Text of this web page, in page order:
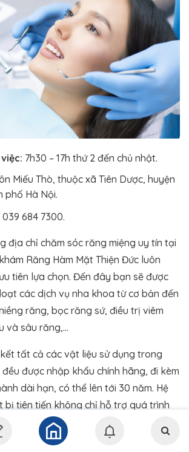
7h30 – 17h thứ 2 đến chủ nhật.
Miếu Thò, thuộc xã Tiên Dược, huyện
phố Hà Nội.
039 684 7300.
địa chỉ chăm sóc răng miệng uy tín tại
Răng Hàm Mặt Thiện Đức luôn
tiên lựa chọn. Đến đây bạn sẽ được
các dịch vụ nha khoa từ cơ bản đến
răng, bọc răng sứ, điều trị viêm
và sâu răng,…
tất cả các vật liệu sử dụng trong
được nhập khẩu chính hãng, đi kèm
dài hạn, có thể lên tới 30 năm. Hệ
tiên tiến không chỉ hỗ trợ quá trình
trị chính xác mà còn đảm bảo an
khách hàng.